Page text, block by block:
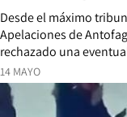
14 MAYO
Desde el máximo
Apelaciones de
rechazado una